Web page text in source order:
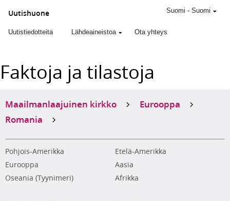
Uutishuone
Uutistiedotteita Lähdeaineistoa Ota yhteys
Suomi - Suomi
Faktoja ja tilastoja
Maailmanlaajuinen kirkko
Eurooppa
Romania
Pohjois-Amerikka
Etelä-Amerikka
Eurooppa
Aasia
Oseania (Tyynimeri)
Afrikka